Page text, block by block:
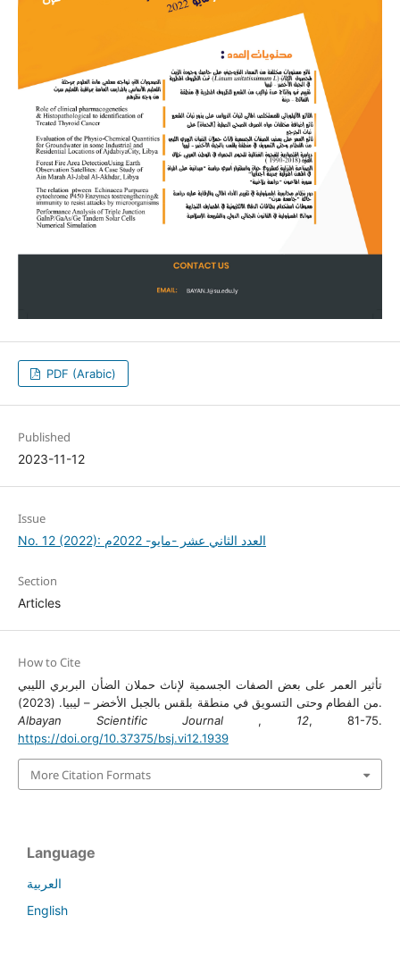
PDF (Arabic)
Published
2023-11-12
Issue
No. 12 (2022): العدد الثاني عشر -مايو- 2022م
Section
Articles
How to Cite
تأثير العمر على بعض الصفات الجسمية لإناث حملان الضأن البربري الليبي
من الفطام وحتى التسويق في منطقة بلقس بالجبل الأخضر – ليبيا. (2023).
Albayan Scientific Journal , 12, 81-75.
https://doi.org/10.37375/bsj.vi12.1939
More Citation Formats
Language
العربية
English